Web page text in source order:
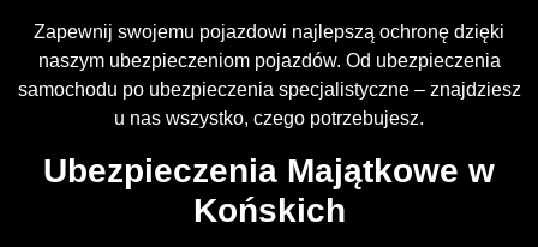
Zapewnij swojemu pojazdowi najlepszą ochronę dzięki
naszym ubezpieczeniom pojazdów. Od ubezpieczenia
samochodu po ubezpieczenia specjalistyczne – znajdziesz
u nas wszystko, czego potrzebujesz.
Ubezpieczenia Majątkowe w
Końskich